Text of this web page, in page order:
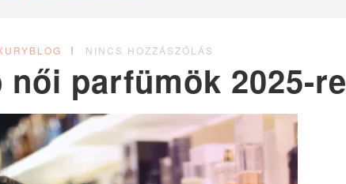
NINCS HOZZÁSZÓLÁS
parfümök 2025-re